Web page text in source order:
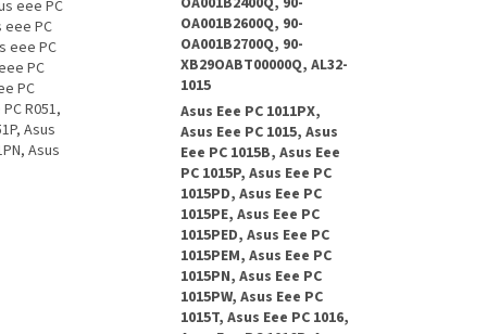
eee PC
eee PC
eee PC
PC
PC
R051,
Asus
Asus
OA001B2600Q, 90-
OA001B2700Q, 90-
XB29OABT00000Q, AL32-
1015
Asus Eee PC 1011PX,
Asus Eee PC 1015, Asus
Eee PC 1015B, Asus Eee
PC 1015P, Asus Eee PC
1015PD, Asus Eee PC
1015PE, Asus Eee PC
1015PED, Asus Eee PC
1015PEM, Asus Eee PC
1015PN, Asus Eee PC
1015PW, Asus Eee PC
1015T, Asus Eee PC 1016,